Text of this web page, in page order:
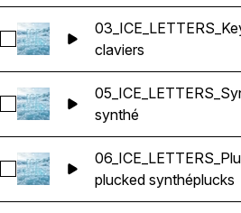
Sélectionnez
claviers
Sélectionnez
synthé
Sélectionnez
plucked synthéplucks